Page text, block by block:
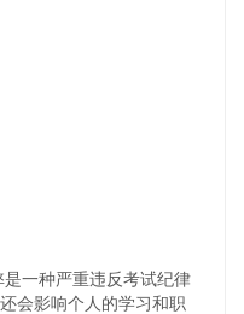
一种严重违反考试纪律
会影响个人的学习和职